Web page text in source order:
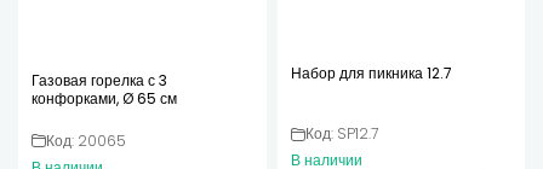
Газовая горелка с 3
конфорками, Ø 65 см
Код: 20065
Набор для пикника 12.7
Код: SP12.7
В наличии